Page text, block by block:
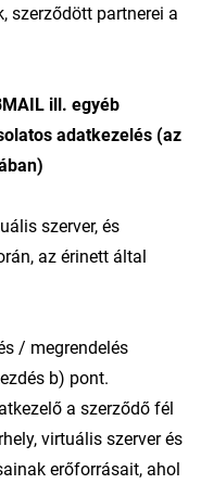
szerződött partnerei a
ill. egyéb
adatkezelés (az
szerver, és
az érinett által
/ megrendelés
b) pont.
a szerződő fél
virtuális szerver és
erőforrásait, ahol